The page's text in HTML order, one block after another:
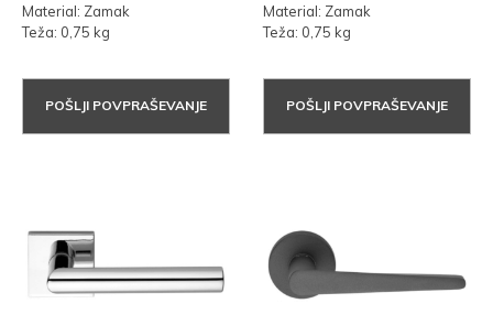
Material: Zamak
Teža: 0,75 kg
POŠLJI POVPRAŠEVANJE
Material: Zamak
Teža: 0,75 kg
POŠLJI POVPRAŠEVANJE